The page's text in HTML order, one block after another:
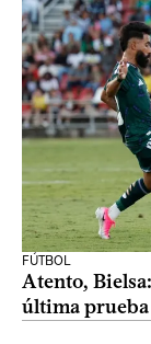
FÚTBOL
Atento,
última